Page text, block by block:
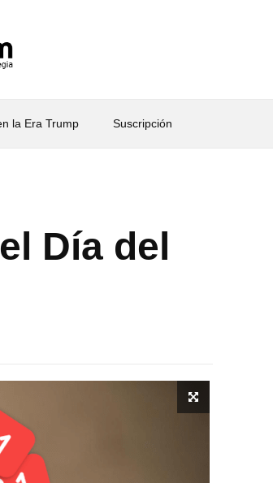
la Era Trump Suscripción
Día del